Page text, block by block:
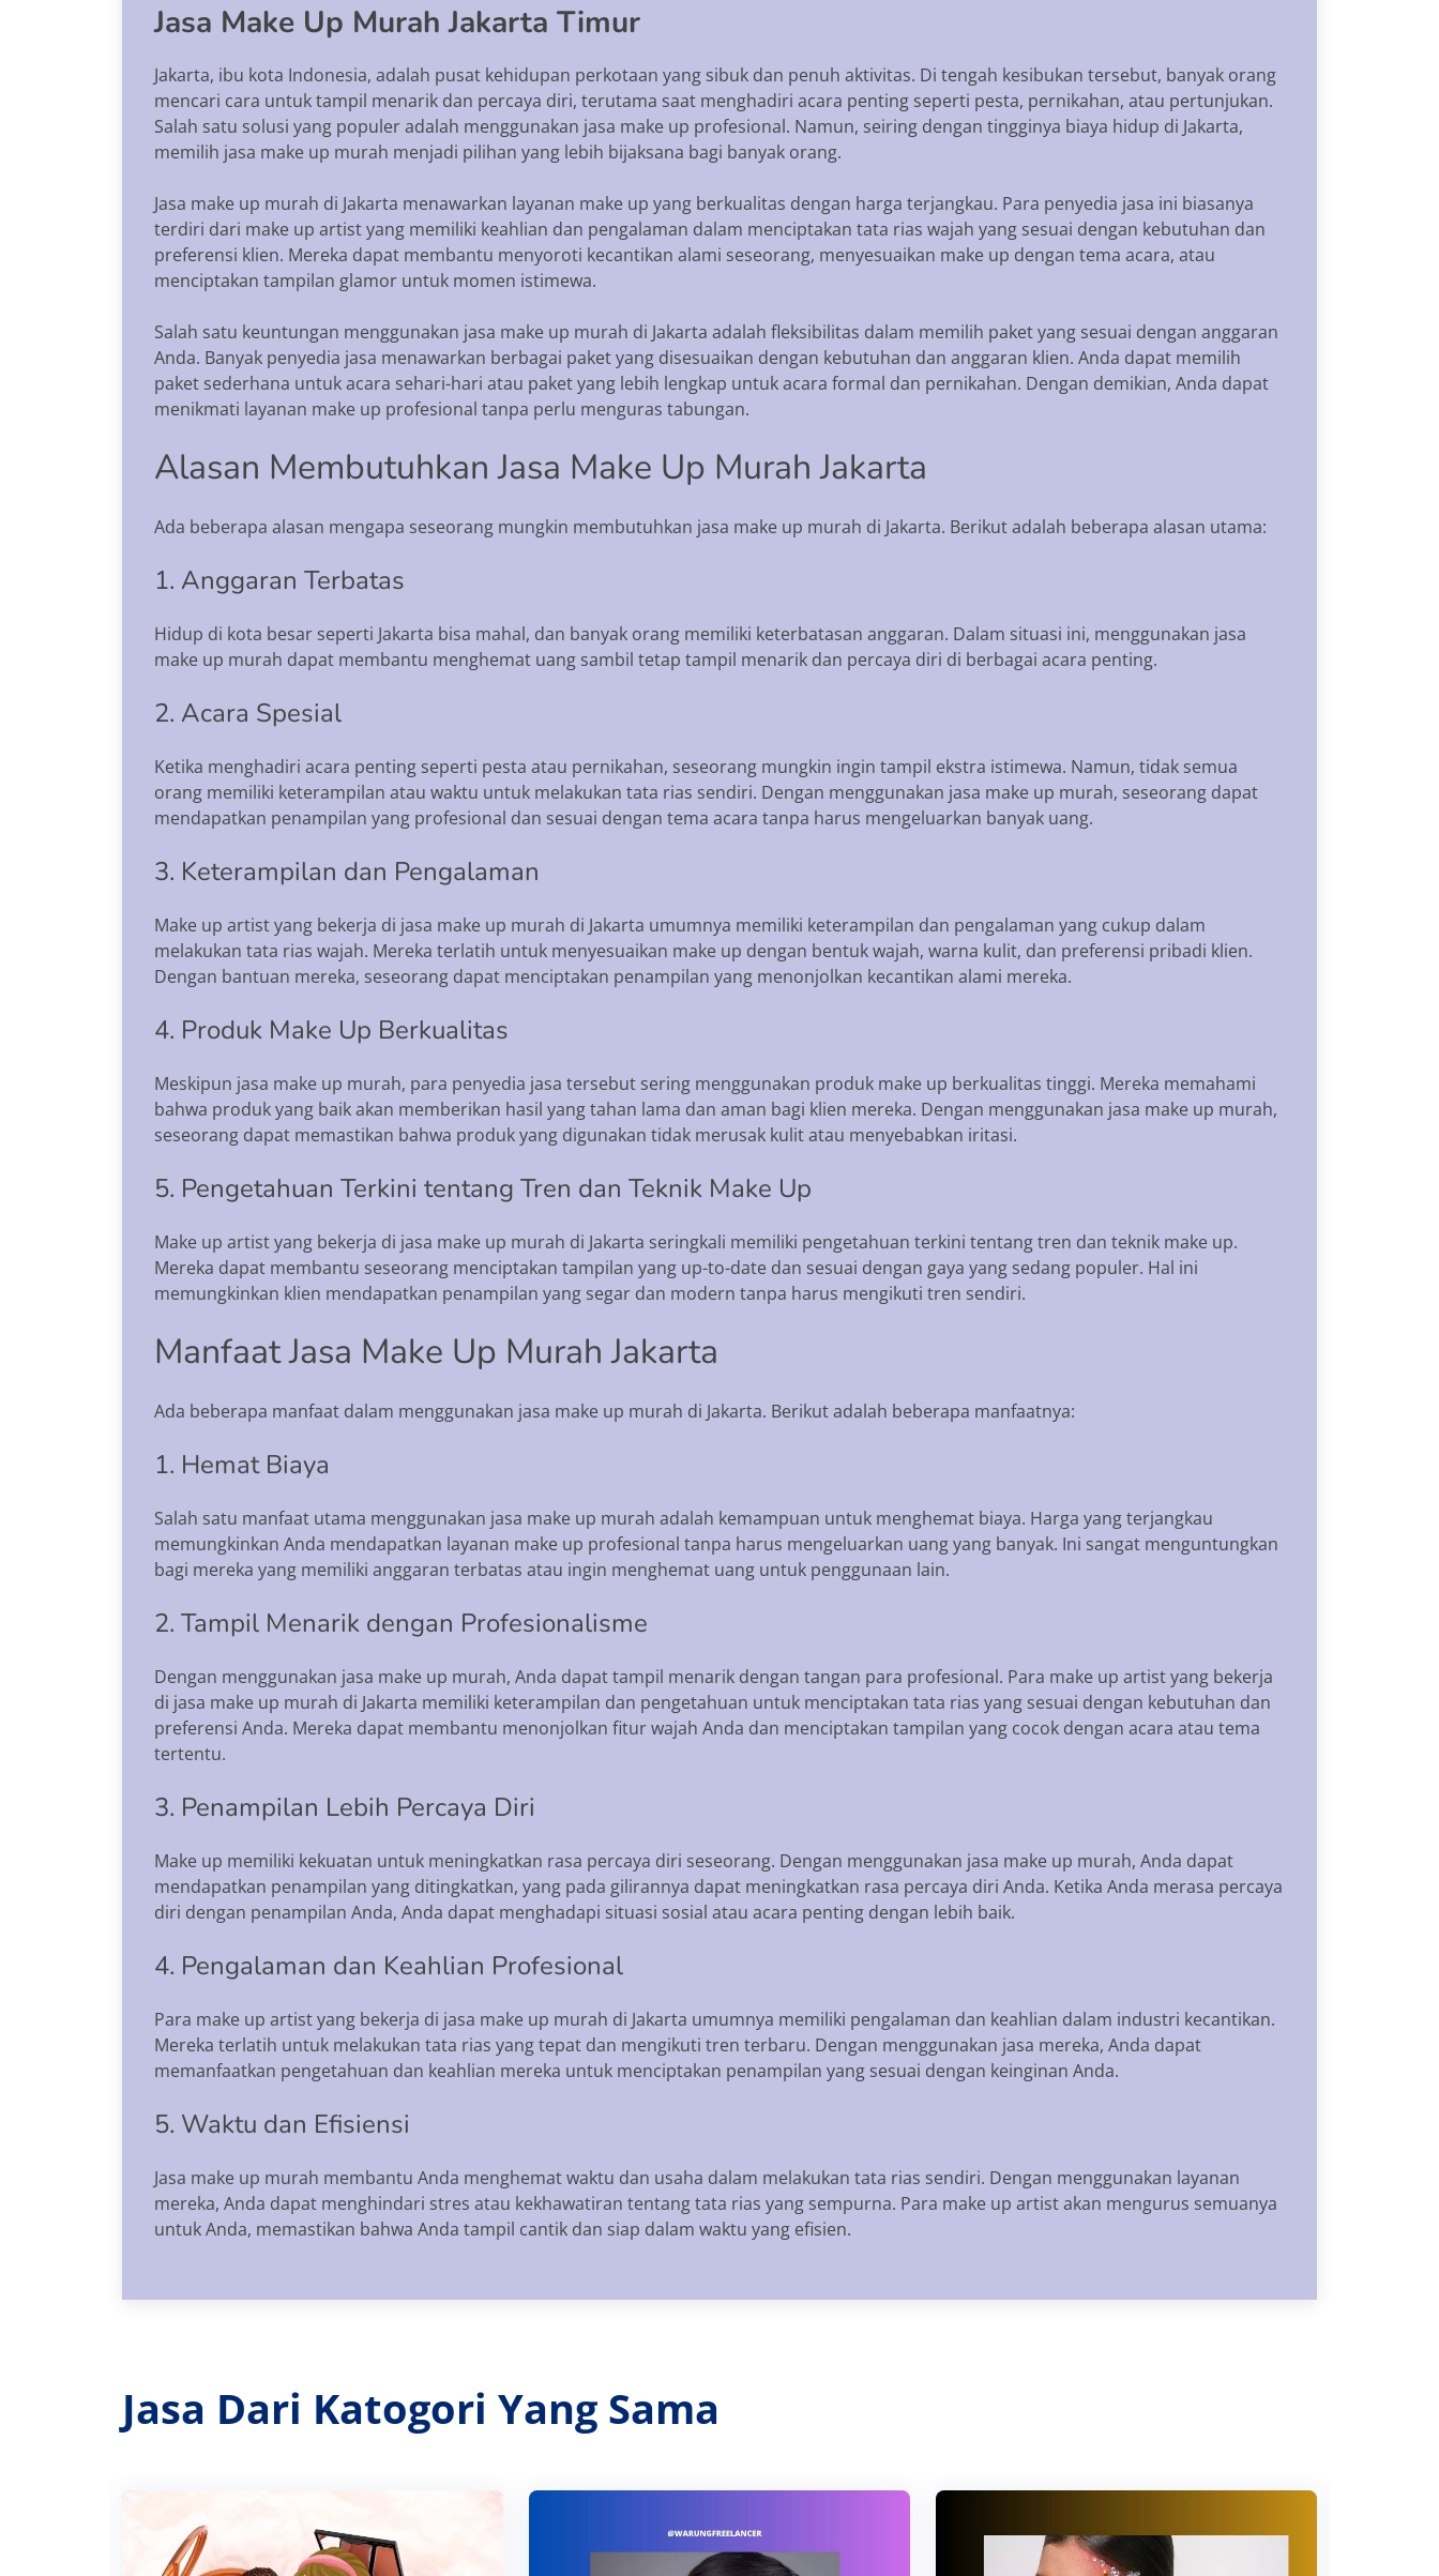
Jasa Make Up Murah Jakarta Timur
Jakarta, ibu kota Indonesia, adalah pusat kehidupan perkotaan yang sibuk dan penuh aktivitas. Di tengah kesibukan tersebut, banyak orang
mencari cara untuk tampil menarik dan percaya diri, terutama saat menghadiri acara penting seperti pesta, pernikahan, atau pertunjukan.
Salah satu solusi yang populer adalah menggunakan jasa make up profesional. Namun, seiring dengan tingginya biaya hidup di Jakarta,
memilih jasa make up murah menjadi pilihan yang lebih bijaksana bagi banyak orang.
Jasa make up murah di Jakarta menawarkan layanan make up yang berkualitas dengan harga terjangkau. Para penyedia jasa ini biasanya
terdiri dari make up artist yang memiliki keahlian dan pengalaman dalam menciptakan tata rias wajah yang sesuai dengan kebutuhan dan
preferensi klien. Mereka dapat membantu menyoroti kecantikan alami seseorang, menyesuaikan make up dengan tema acara, atau
menciptakan tampilan glamor untuk momen istimewa.
Salah satu keuntungan menggunakan jasa make up murah di Jakarta adalah fleksibilitas dalam memilih paket yang sesuai dengan anggaran
Anda. Banyak penyedia jasa menawarkan berbagai paket yang disesuaikan dengan kebutuhan dan anggaran klien. Anda dapat memilih
paket sederhana untuk acara sehari-hari atau paket yang lebih lengkap untuk acara formal dan pernikahan. Dengan demikian, Anda dapat
menikmati layanan make up profesional tanpa perlu menguras tabungan.
Alasan Membutuhkan Jasa Make Up Murah Jakarta
Ada beberapa alasan mengapa seseorang mungkin membutuhkan jasa make up murah di Jakarta. Berikut adalah beberapa alasan utama:
1. Anggaran Terbatas
Hidup di kota besar seperti Jakarta bisa mahal, dan banyak orang memiliki keterbatasan anggaran. Dalam situasi ini, menggunakan jasa
make up murah dapat membantu menghemat uang sambil tetap tampil menarik dan percaya diri di berbagai acara penting.
2. Acara Spesial
Ketika menghadiri acara penting seperti pesta atau pernikahan, seseorang mungkin ingin tampil ekstra istimewa. Namun, tidak semua
orang memiliki keterampilan atau waktu untuk melakukan tata rias sendiri. Dengan menggunakan jasa make up murah, seseorang dapat
mendapatkan penampilan yang profesional dan sesuai dengan tema acara tanpa harus mengeluarkan banyak uang.
3. Keterampilan dan Pengalaman
Make up artist yang bekerja di jasa make up murah di Jakarta umumnya memiliki keterampilan dan pengalaman yang cukup dalam
melakukan tata rias wajah. Mereka terlatih untuk menyesuaikan make up dengan bentuk wajah, warna kulit, dan preferensi pribadi klien.
Dengan bantuan mereka, seseorang dapat menciptakan penampilan yang menonjolkan kecantikan alami mereka.
4. Produk Make Up Berkualitas
Meskipun jasa make up murah, para penyedia jasa tersebut sering menggunakan produk make up berkualitas tinggi. Mereka memahami
bahwa produk yang baik akan memberikan hasil yang tahan lama dan aman bagi klien mereka. Dengan menggunakan jasa make up murah,
seseorang dapat memastikan bahwa produk yang digunakan tidak merusak kulit atau menyebabkan iritasi.
5. Pengetahuan Terkini tentang Tren dan Teknik Make Up
Make up artist yang bekerja di jasa make up murah di Jakarta seringkali memiliki pengetahuan terkini tentang tren dan teknik make up.
Mereka dapat membantu seseorang menciptakan tampilan yang up-to-date dan sesuai dengan gaya yang sedang populer. Hal ini
memungkinkan klien mendapatkan penampilan yang segar dan modern tanpa harus mengikuti tren sendiri.
Manfaat Jasa Make Up Murah Jakarta
Ada beberapa manfaat dalam menggunakan jasa make up murah di Jakarta. Berikut adalah beberapa manfaatnya:
1. Hemat Biaya
Salah satu manfaat utama menggunakan jasa make up murah adalah kemampuan untuk menghemat biaya. Harga yang terjangkau
memungkinkan Anda mendapatkan layanan make up profesional tanpa harus mengeluarkan uang yang banyak. Ini sangat menguntungkan
bagi mereka yang memiliki anggaran terbatas atau ingin menghemat uang untuk penggunaan lain.
2. Tampil Menarik dengan Profesionalisme
Dengan menggunakan jasa make up murah, Anda dapat tampil menarik dengan tangan para profesional. Para make up artist yang bekerja
di jasa make up murah di Jakarta memiliki keterampilan dan pengetahuan untuk menciptakan tata rias yang sesuai dengan kebutuhan dan
preferensi Anda. Mereka dapat membantu menonjolkan fitur wajah Anda dan menciptakan tampilan yang cocok dengan acara atau tema
tertentu.
3. Penampilan Lebih Percaya Diri
Make up memiliki kekuatan untuk meningkatkan rasa percaya diri seseorang. Dengan menggunakan jasa make up murah, Anda dapat
mendapatkan penampilan yang ditingkatkan, yang pada gilirannya dapat meningkatkan rasa percaya diri Anda. Ketika Anda merasa percaya
diri dengan penampilan Anda, Anda dapat menghadapi situasi sosial atau acara penting dengan lebih baik.
4. Pengalaman dan Keahlian Profesional
Para make up artist yang bekerja di jasa make up murah di Jakarta umumnya memiliki pengalaman dan keahlian dalam industri kecantikan.
Mereka terlatih untuk melakukan tata rias yang tepat dan mengikuti tren terbaru. Dengan menggunakan jasa mereka, Anda dapat
memanfaatkan pengetahuan dan keahlian mereka untuk menciptakan penampilan yang sesuai dengan keinginan Anda.
5. Waktu dan Efisiensi
Jasa make up murah membantu Anda menghemat waktu dan usaha dalam melakukan tata rias sendiri. Dengan menggunakan layanan
mereka, Anda dapat menghindari stres atau kekhawatiran tentang tata rias yang sempurna. Para make up artist akan mengurus semuanya
untuk Anda, memastikan bahwa Anda tampil cantik dan siap dalam waktu yang efisien.
Jasa Dari Katogori Yang Sama